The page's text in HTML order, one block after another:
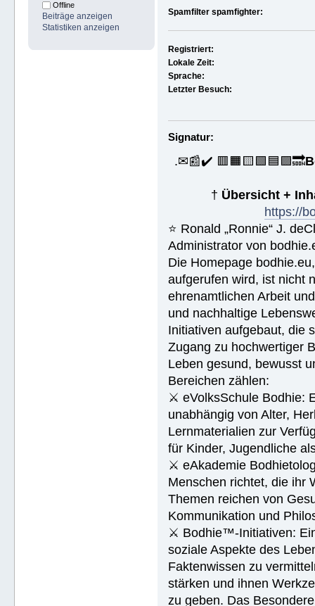
Offline
Beiträge anzeigen
Statistiken anzeigen
Spamfilter spamfighter:
Registriert:
Lokale Zeit:
Sprache:
Letzter Besuch:
Signatur:
.✉📰✔️ 🟥🟧🟨🟩🟦🟪🔜
† Übersicht +
https://
⭐️ Ronald „Ronnie“ J.
Administrator von
Die Homepage
aufgerufen wird, ist nicht
ehrenamtlichen Arbeit
und nachhaltige
Initiativen aufgebaut, die
Zugang zu hochwertiger
Leben gesund, bewusst
Bereichen zählen:
⚔ eVolksSchule Bodhie:
unabhängig von Alter,
Lernmaterialien zur
für Kinder, Jugendliche
⚔ eAkademie
Menschen richtet, die ihr
Themen reichen von
Kommunikation und
⚔ Bodhie™-Initiativen:
soziale Aspekte des
Faktenwissen zu
stärken und ihnen
zu geben. Das